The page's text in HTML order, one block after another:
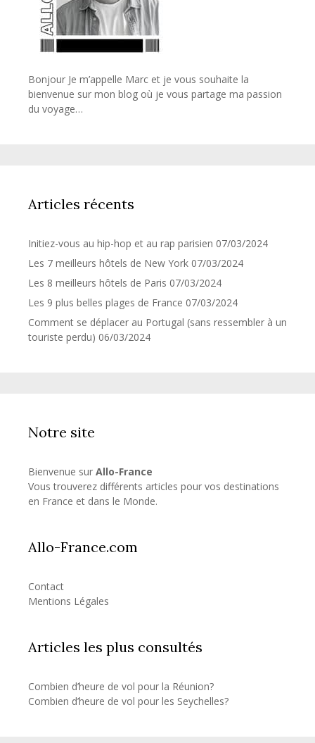
Bonjour Je m’appelle Marc et je vous souhaite la
bienvenue sur mon blog où je vous partage ma passion
du voyage…
Articles récents
Initiez-vous au hip-hop et au rap parisien 07/03/2024
Les 7 meilleurs hôtels de New York 07/03/2024
Les 8 meilleurs hôtels de Paris 07/03/2024
Les 9 plus belles plages de France 07/03/2024
Comment se déplacer au Portugal (sans ressembler à un
touriste perdu) 06/03/2024
Notre site
Bienvenue sur Allo-France
Vous trouverez différents articles pour vos destinations
en France et dans le Monde.
Allo-France.com
Contact
Mentions Légales
Articles les plus consultés
Combien d’heure de vol pour la Réunion?
Combien d’heure de vol pour les Seychelles?